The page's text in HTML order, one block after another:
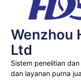
Wenzhou
Ltd
Sistem penelitian
dan layanan purna